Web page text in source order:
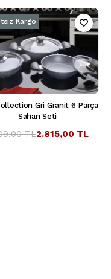
Gri Granit 6 Parça
Sahan Seti
2.815,00 TL
TL
Kargo